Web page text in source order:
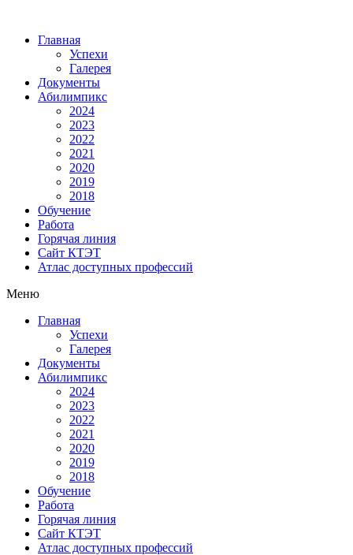
Главная
Успехи
Галерея
Документы
Абилимпикс
2024
2023
2022
2021
2020
2019
2018
Обучение
Работа
Горячая линия
Сайт КТЭТ
Атлас доступных профессий
Меню
Главная
Успехи
Галерея
Документы
Абилимпикс
2024
2023
2022
2021
2020
2019
2018
Обучение
Работа
Горячая линия
Сайт КТЭТ
Атлас доступных профессий